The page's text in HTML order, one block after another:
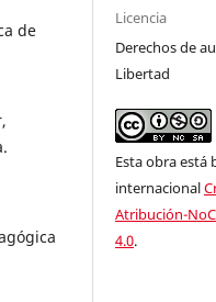
de
Licencia
Derechos de
Libertad
Esta obra está
internacional
Atribución-
4.0.